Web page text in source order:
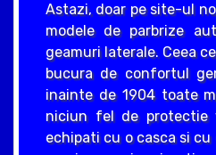
Astazi, doar pe site-ul
modele de parbrize
geamuri laterale. Ceea
bucura de confortul
inainte de 1904 toate
niciun fel de protectie
echipati cu o casca si